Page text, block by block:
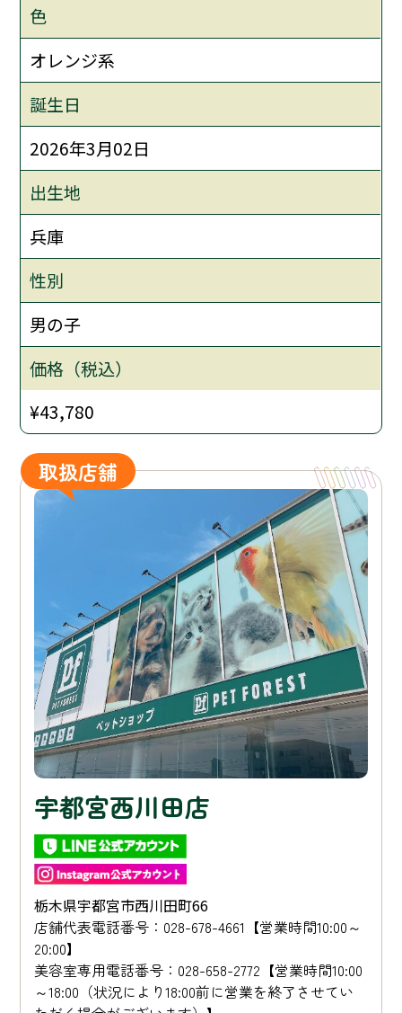
色
オレンジ系
誕生日
2026年3月02日
出生地
兵庫
性別
男の子
価格（税込）
¥43,780
取扱店舗
宇都宮西川田店
栃木県宇都宮市西川田町66
店舗代表電話番号：028-678-4661【営業時間10:00～
20:00】
美容室専用電話番号：028-658-2772【営業時間10:00
～18:00（状況により18:00前に営業を終了させてい